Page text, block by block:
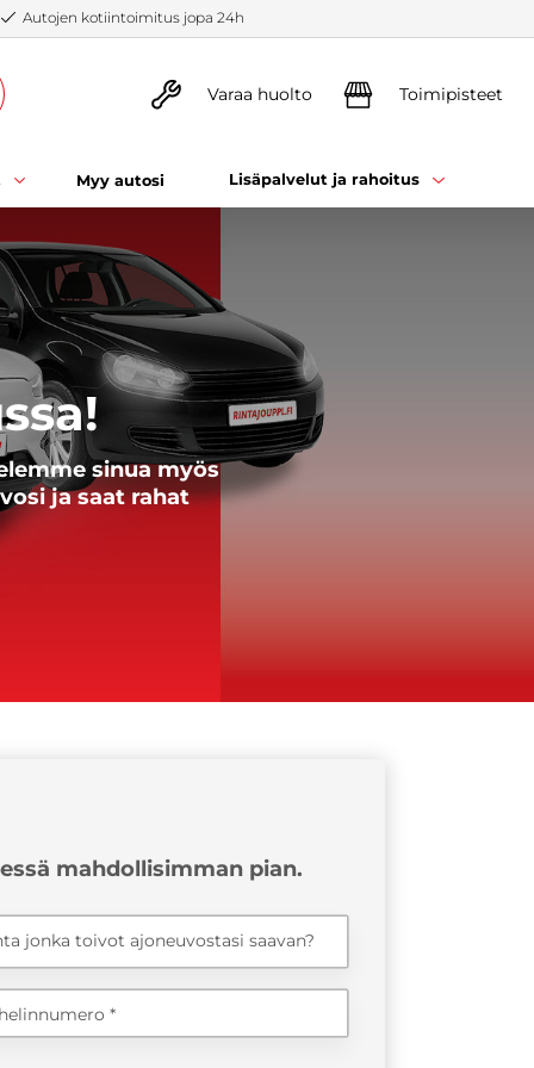
Autojen kotiintoimitus jopa 24h
Varaa huolto Toimipisteet
Myy autosi Lisäpalvelut ja rahoitus
sinua myös
ja saat rahat
mahdollisimman pian.
jonka toivot ajoneuvostasi saavan?